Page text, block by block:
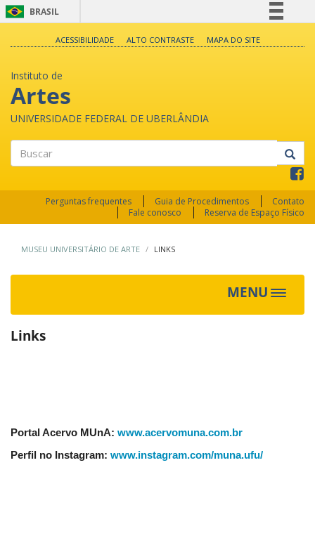
BRASIL
Legislação
Canais
ACESSIBILIDADE ALTO CONTRASTE MAPA DO SITE
Instituto de
Artes
UNIVERSIDADE FEDERAL DE UBERLÂNDIA
Perguntas frequentes Guia de Procedimentos
Contato
Fale conosco
Reserva de Espaço Físico
MUSEU UNIVERSITÁRIO DE ARTE LINKS
MENU
Toggle
Links
Portal Acervo MUnA: www.acervomuna.com.br
Perfil no Instagram: www.instagram.com/muna.ufu/